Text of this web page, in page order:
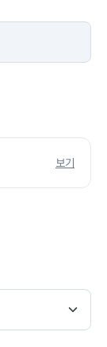
보기